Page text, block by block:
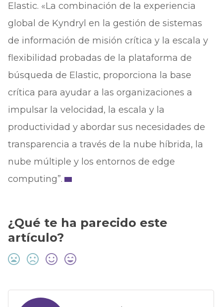
Elastic. «La combinación de la experiencia
global de Kyndryl en la gestión de sistemas
de información de misión crítica y la escala y
flexibilidad probadas de la plataforma de
búsqueda de Elastic, proporciona la base
crítica para ayudar a las organizaciones a
impulsar la velocidad, la escala y la
productividad y abordar sus necesidades de
transparencia a través de la nube híbrida, la
nube múltiple y los entornos de edge
computing”.
¿Qué te ha parecido este
artículo?